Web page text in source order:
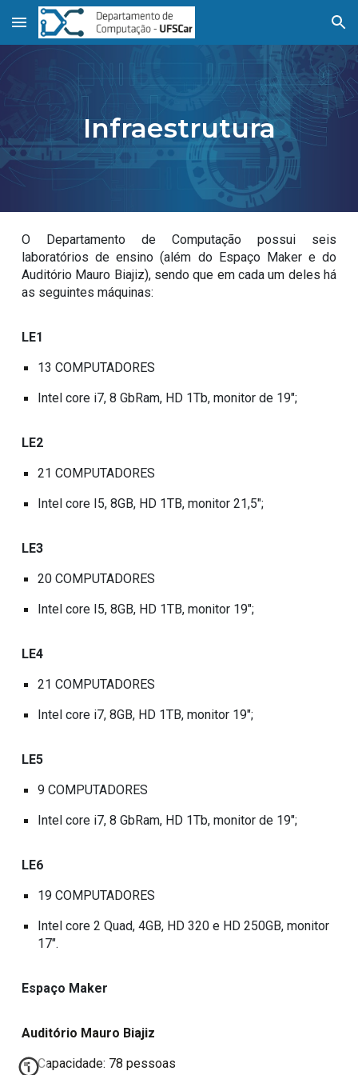
Skip to main content Skip to navigation
Infraestrutura
O Departamento de Computação possui seis
laboratórios de ensino (além do Espaço Maker e do
Auditório Mauro Biajiz), sendo que em cada um deles há
as seguintes máquinas:
LE1
13 COMPUTADORES
Intel core i7, 8 GbRam, HD 1Tb, monitor de 19";
LE2
21 COMPUTADORES
Intel core I5, 8GB, HD 1TB, monitor 21,5";
LE3
20 COMPUTADORES
Intel core I5, 8GB, HD 1TB, monitor 19";
LE4
21 COMPUTADORES
Intel core i7, 8GB, HD 1TB, monitor 19";
LE5
9 COMPUTADORES
Intel core i7, 8 GbRam, HD 1Tb, monitor de 19";
LE6
19 COMPUTADORES
Intel core 2 Quad, 4GB, HD 320 e HD 250GB, monitor
17".
Espaço Maker
Auditório Mauro Biajiz
Capacidade: 78 pessoas